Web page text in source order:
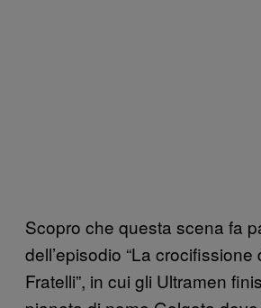
Scopro che questa scena fa
dell’episodio “La crocifissione
Fratelli”, in cui gli Ultramen